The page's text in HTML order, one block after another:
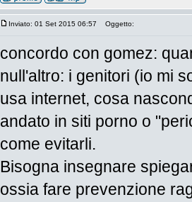
Inviato: 01 Set 2015 06:57 Oggetto:
concordo con gomez:
null'altro: i genitori (io mi
usa internet, cosa
andato in siti porno o
come evitarli.
Bisogna insegnare
ossia fare prevenzione